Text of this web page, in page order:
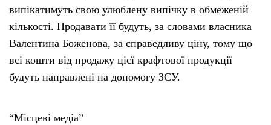
випікатимуть свою улюблену випічку в обмеженій
кількості. Продавати її будуть, за словами власника
Валентина Боженова, за справедливу ціну, тому що
всі кошти від продажу цієї крафтової продукції
будуть направлені на допомогу ЗСУ.
“Місцеві медіа”